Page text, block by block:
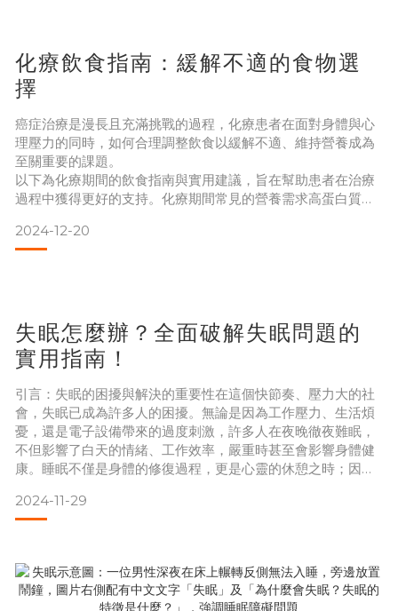
化療飲食指南：緩解不適的食物選
擇
癌症治療是漫長且充滿挑戰的過程，化療患者在面對身體與心
理壓力的同時，如何合理調整飲食以緩解不適、維持營養成為
至關重要的課題。
以下為化療期間的飲食指南與實用建議，旨在幫助患者在治療
過程中獲得更好的支持。化療期間常見的營養需求高蛋白質攝
品等。維生素與礦物質提升免疫力與抗氧化能力。食物來源：
如富含維生素C的柑橘類水果、含鋅的堅果與種子(夏威夷豆、
2024-12-20
失眠怎麼辦？全面破解失眠問題的
實用指南！
引言：失眠的困擾與解決的重要性在這個快節奏、壓力大的社
會，失眠已成為許多人的困擾。無論是因為工作壓力、生活煩
憂，還是電子設備帶來的過度刺激，許多人在夜晚徹夜難眠，
不但影響了白天的情緒、工作效率，嚴重時甚至會影響身體健
康。睡眠不僅是身體的修復過程，更是心靈的休憩之時；因此
快速自我診斷：你的失眠類型是？想知道自己屬於哪一類失
眠？以下簡單測試幫助你找出答案：你的睡眠困擾A. 超過30分
能
2024-11-29